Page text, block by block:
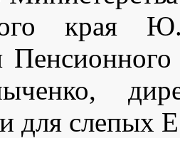
края
для слепых